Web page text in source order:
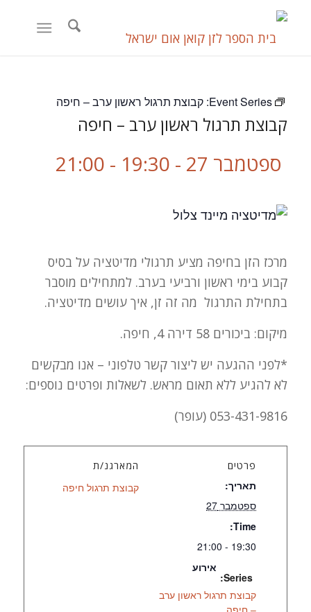
Event Series: קבוצת תרגול ראשון ערב – חיפה
קבוצת תרגול ראשון ערב – חיפה
ספטמבר 27 - 19:30 -
21:00
מרכז הזן בחיפה מציע תרגולי מדיטציה על בסיס
קבוע בימי ראשון ורביעי בערב. למתחילים מוסבר
בתחילת התרגול מה זה זן, איך עושים מדיטציה.
מיקום: ביכורים 58 דירה 4, חיפה.
*לפני ההגעה יש ליצור קשר טלפוני – אנו מבקשים
לא להגיע ללא תאום מראש. לשאלות ופרטים נוספים:
053-431-9816 (עופר)
פרטים
תאריך:
ספטמבר 27
Time:
19:30 - 21:00
Series:
קבוצת תרגול ראשון ערב
– חיפה
אירוע
המארגנ/ת
קבוצת תרגול חיפה